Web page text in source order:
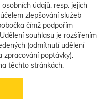
údajů, resp. jejich
zlepšování služeb
čímž podpořím
souhlasu je rozšířením
(odmítnutí udělení
zpracování poptávky).
těchto stránkách.